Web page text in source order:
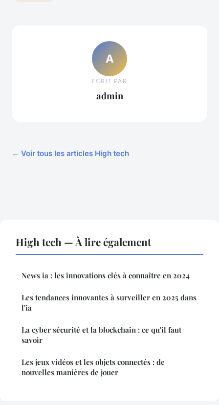
A
ECRIT PAR
admin
← Voir tous les articles High tech
High tech — À lire également
News ia : les innovations clés à connaître en 2024
Les tendances innovantes à surveiller en 2025 dans
l'ia
La cyber sécurité et la blockchain : ce qu'il faut
savoir
Les jeux vidéos et les objets connectés : de
nouvelles manières de jouer